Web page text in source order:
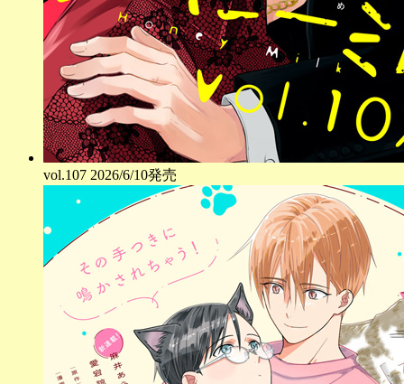
vol.107 2026/6/10発売